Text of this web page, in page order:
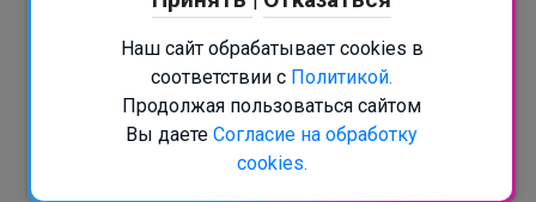
Подписаться на рассылку
+7 (812) 467-45-80
info@psy.education
Наш сайт обрабатывает cookies в
соответствии с Политикой.
Продолжая пользоваться сайтом
Вы даете Согласие на обработку
cookies.